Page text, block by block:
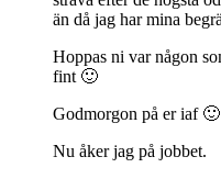
än då jag har mina
Hoppas ni var någon
fint 🙂
Godmorgon på er iaf 🙂
Nu åker jag på jobbet.